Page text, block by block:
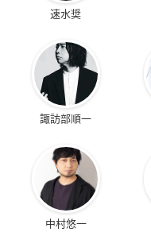
速水奨
諏訪部順一
中村悠一